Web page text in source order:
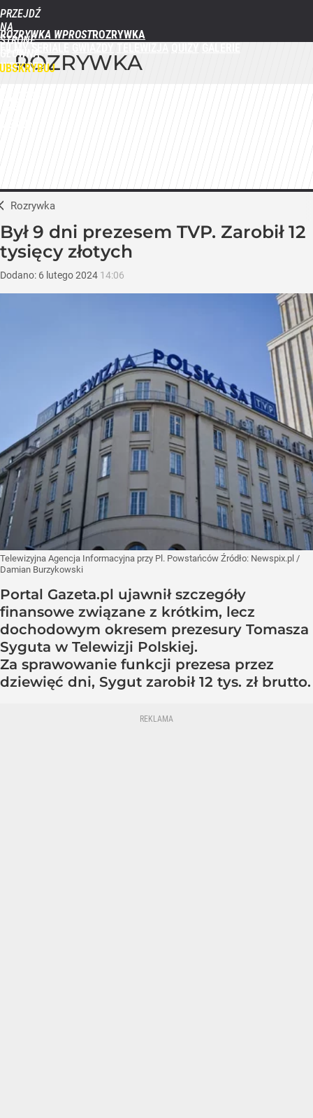
PRZEJDŹ
NA
STRONĘ
GŁÓWNĄ
WPROST.PL
ROZRYWKA WPROST
ROZRYWKA
Rozrywka
Był 9 dni prezesem TVP. Zarobił 12
tysięcy złotych
Dodano: 6 lutego2024 14:06
Telewizyjna Agencja Informacyjna przy Pl. Powstańców Źródło: Newspix.pl /
Damian Burzykowski
Portal Gazeta.pl ujawnił szczegóły
finansowe związane z krótkim, lecz
dochodowym okresem prezesury Tomasza
Syguta w Telewizji Polskiej.
Za sprawowanie funkcji prezesa przez
dziewięć dni, Sygut zarobił 12 tys. zł brutto.